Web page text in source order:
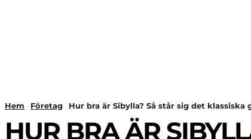
Hem Företag Hur bra är Sibylla? Så står sig det klassiska
HUR BRA ÄR